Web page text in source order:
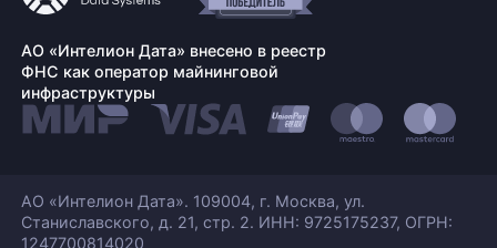
АО «Интелион Дата» внесено в реестр
ФНС как оператор майнинговой
инфраструктуры
АО «Интелион Дата». 109004, г. Москва, ул.
Станиславского, д. 21, стр. 2. ИНН: 9725175237, ОГРН:
1247700814020